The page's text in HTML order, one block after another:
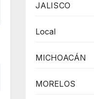
JALISCO
Local
MICHOACÁN
MORELOS